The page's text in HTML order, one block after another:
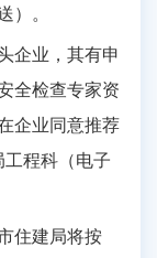
）。
企业，其有申
全检查专家资
企业同意推荐
工程科（电子
住建局将按